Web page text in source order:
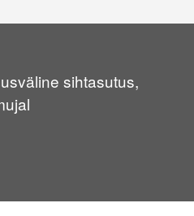
sihtasutus,